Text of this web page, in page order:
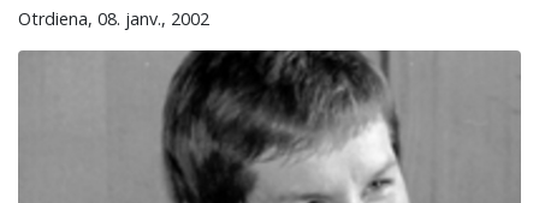
Otrdiena, 08. janv., 2002